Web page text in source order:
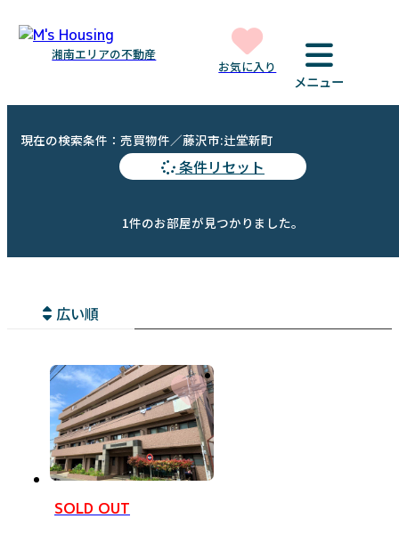
湘南エリアの不動産
お気に入り
メニュー
現在の検索条件：売買物件／藤沢市:辻堂新町
条件リセット
1件のお部屋が見つかりました。
広い順
SOLD OUT